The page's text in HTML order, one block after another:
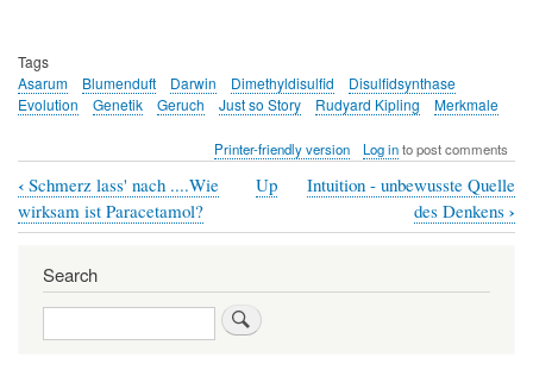
Tags
Asarum
Blumenduft Darwin Dimethyldisulfid
Disulfidsynthase
Evolution
Genetik Geruch Just so Story Rudyard Kipling Merkmale
Printer-friendly version Log into post comments
Book
traversal
links
for
Wie
‹ Schmerz lass' nach ....Wie
wirksam ist Paracetamol?
Up
Intuition - unbewusste Quelle
des Denkens ›
Search
Search